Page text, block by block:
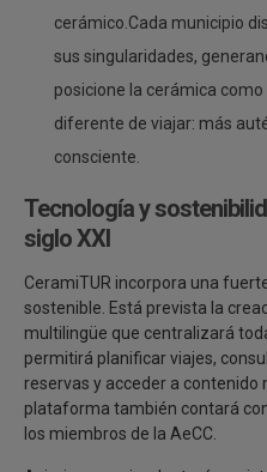
cerámico.Cada municipio
sus singularidades,
posicione la cerámica
diferente de viajar: más
consciente.
Tecnología y
siglo XXI
CeramiTUR incorpora una
sostenible. Está prevista la
multilingüe que centralizará
permitirá planificar viajes,
reservas y acceder a contenido
plataforma también contará
los miembros de la AeCC.